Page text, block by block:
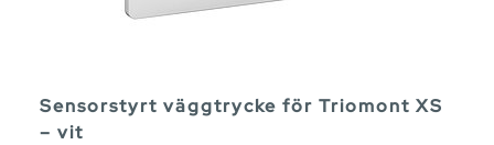
Sensorstyrt väggtrycke för Triomont XS
– vit